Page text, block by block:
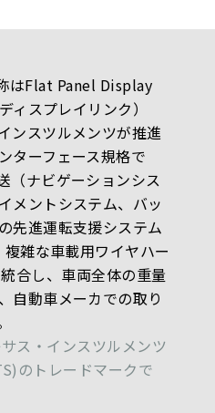
はFlat Panel Display
スプレイリンク）
ンスツルメンツが推進
ターフェース規格で
（ナビゲーションシス
メントシステム、バッ
先進運転支援システム
複雑な車載用ワイヤハー
合し、車両全体の重量
自動車メーカでの取り
ス・インスツルメンツ
のトレードマークで